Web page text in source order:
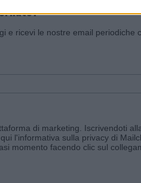
e ricevi le nostre email periodiche
di marketing. Iscrivendoti
l'informativa sulla privacy di
momento facendo clic sul